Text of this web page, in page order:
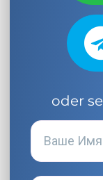
oder